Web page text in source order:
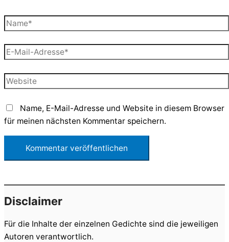
Name*
E-
Mail-
Adresse*
Website
Name, E-Mail-Adresse und Website in diesem Browser
für meinen nächsten Kommentar speichern.
Disclaimer
Für die Inhalte der einzelnen Gedichte sind die jeweiligen
Autoren verantwortlich.